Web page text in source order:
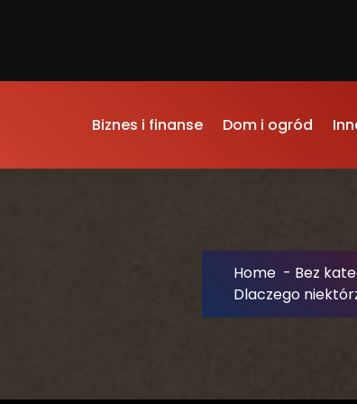
Biznes i finanse Dom i ogród
Home - Bez
Dlaczego